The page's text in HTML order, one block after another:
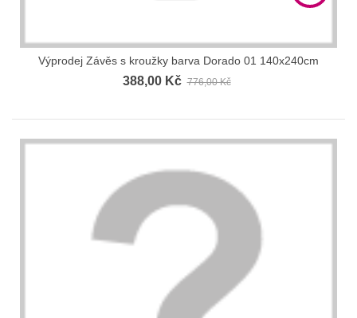
Výprodej Závěs s kroužky barva Dorado 01 140x240cm
388,00 Kč 776,00 Kč